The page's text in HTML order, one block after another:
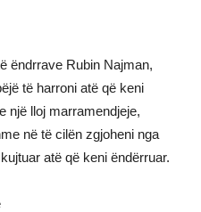
ëndrrave Rubin Najman,
të harroni atë që keni
një lloj marramendjeje,
në të cilën zgjoheni nga
atë që keni ëndërruar.